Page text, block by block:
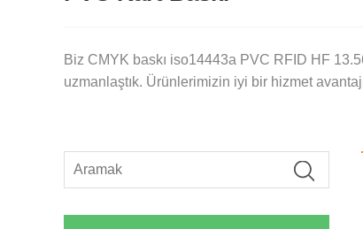
Biz CMYK baskı iso14443a PVC RFID HF
uzmanlaştık. Ürünlerimizin iyi bir hizmet